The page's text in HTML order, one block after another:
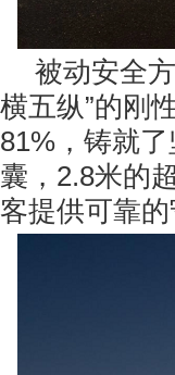
被动安全
横五纵”的刚
81%，铸就
囊，2.8米的
客提供可靠的